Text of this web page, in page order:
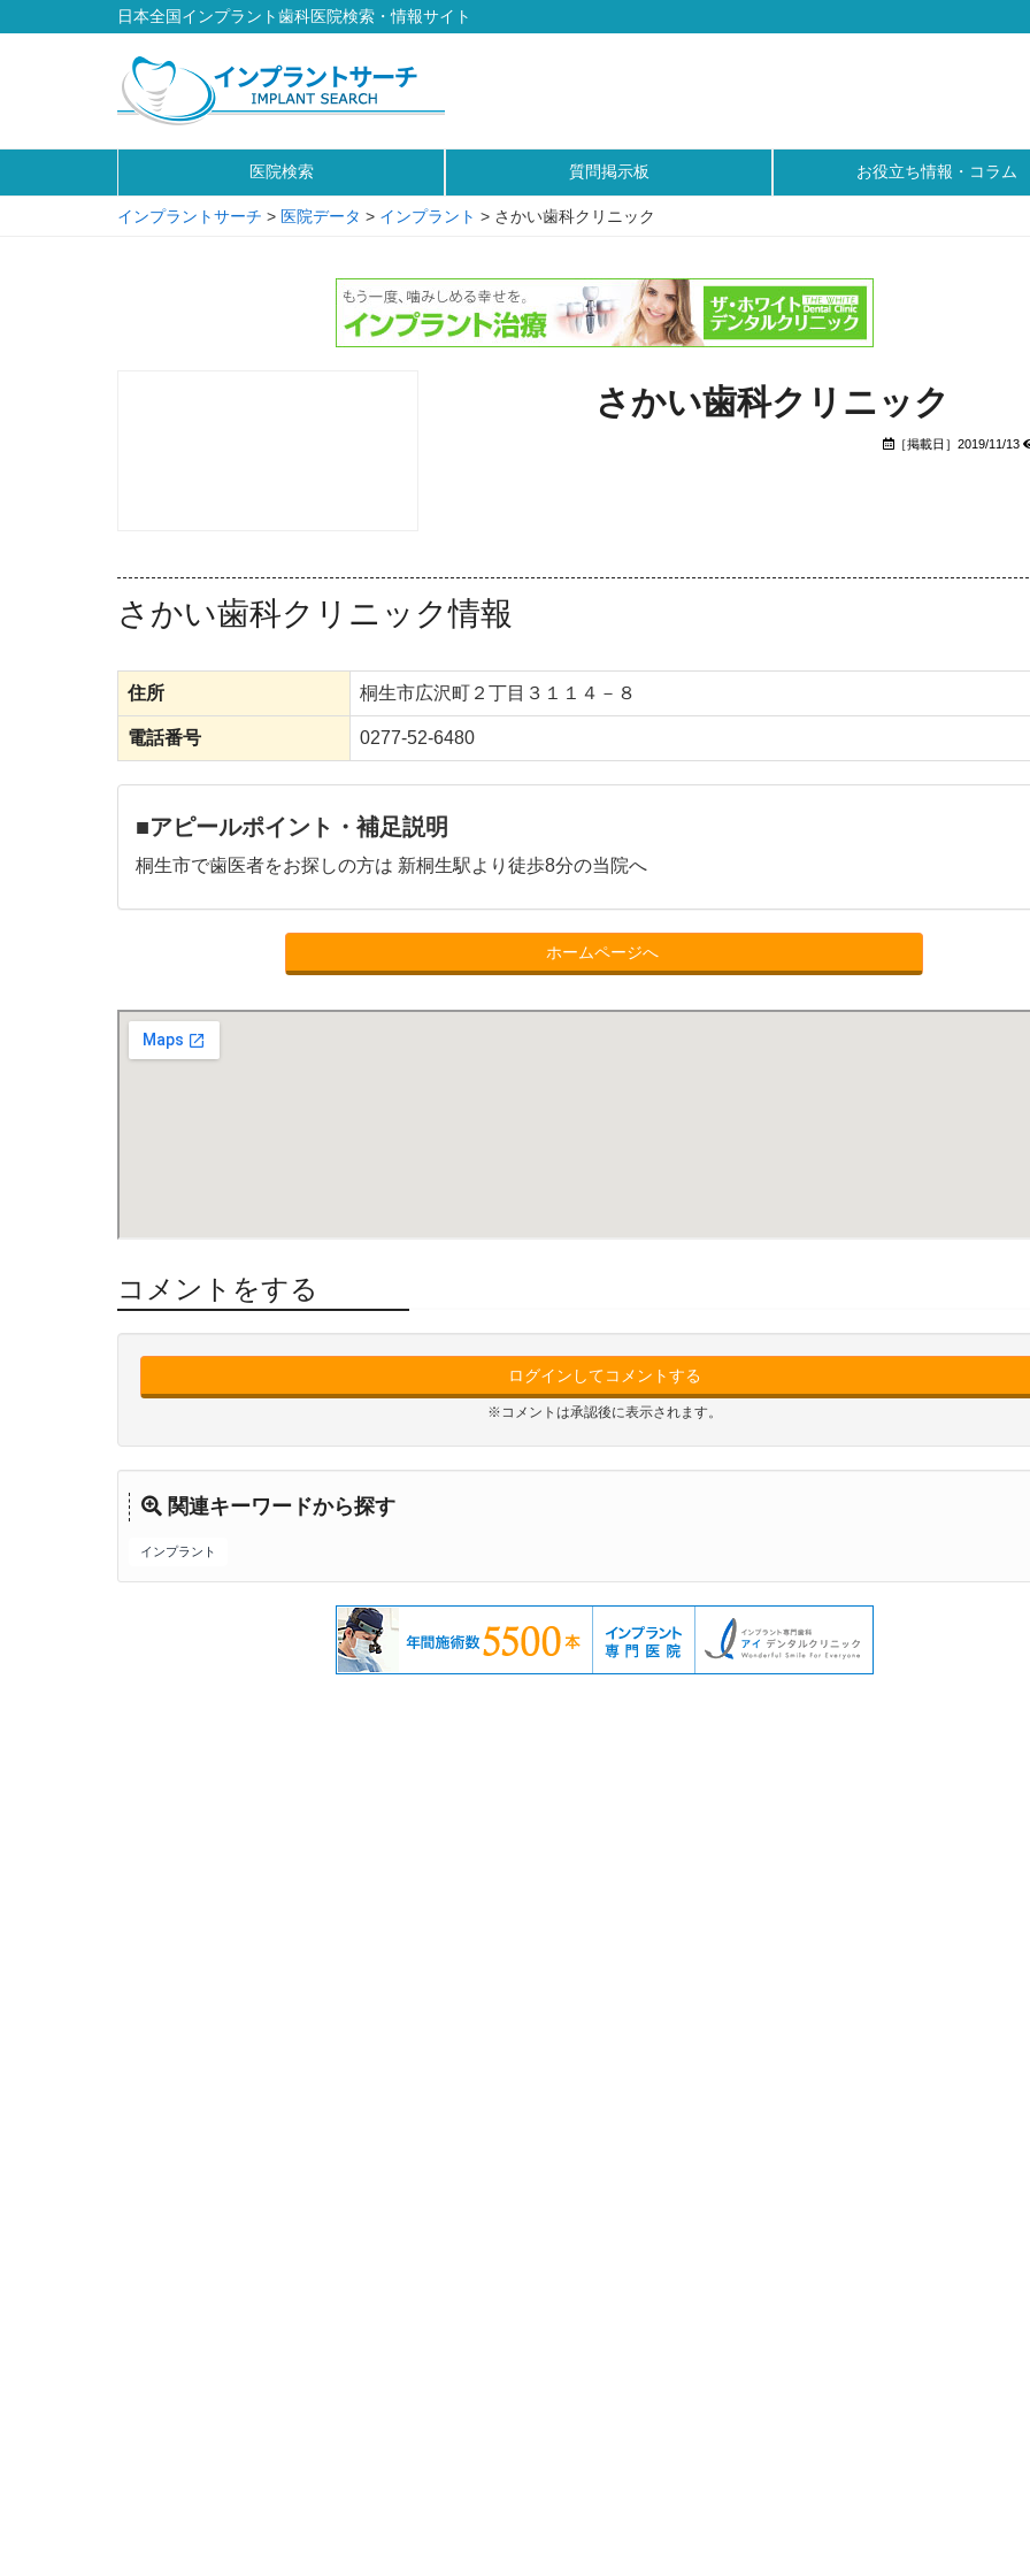
日本全国インプラント歯科医院検索・情報サイト
医院検索 質問掲示板 お役立ち情報・コラム
インプラントサーチ > 医院データ > インプラント > さかい歯科クリニック
さかい歯科クリニック
［掲載日］2019/11/13
さかい歯科クリニック情報
住所 桐生市広沢町２丁目３１１４－８
電話番号 0277-52-6480
■アピールポイント・補足説明
桐生市で歯医者をお探しの方は 新桐生駅より徒歩8分の当院へ
ホームページへ
コメントをする
ログインしてコメントする
※コメントは承認後に表示されます。
関連キーワードから探す
インプラント